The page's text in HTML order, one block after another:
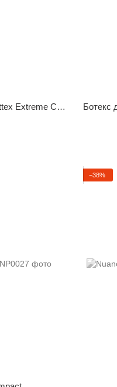
Ботекс Nuance Professional Bottex Extreme Control 1000 мл
−38%